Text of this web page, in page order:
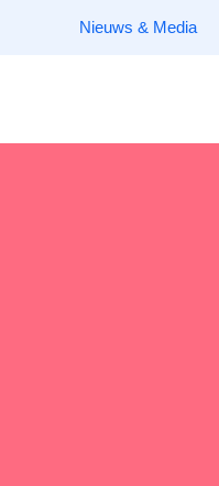
Nieuws & Media